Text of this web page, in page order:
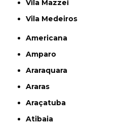
Vila Mazzei
Vila Medeiros
Americana
Amparo
Araraquara
Araras
Araçatuba
Atibaia